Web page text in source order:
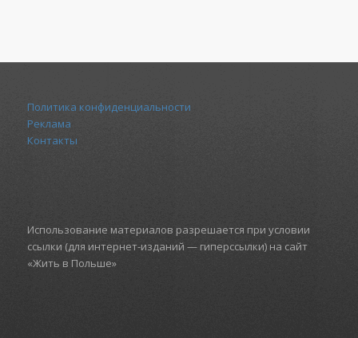
Политика конфиденциальности
Реклама
Контакты
Использование материалов разрешается при условии
ссылки (для интернет-изданий — гиперссылки) на сайт
«Жить в Польше»